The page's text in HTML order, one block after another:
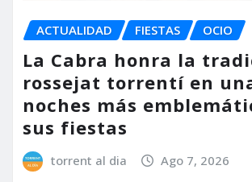
ACTUALIDAD FIESTAS OCIO
La Cabra honra la
rossejat torrentí en
noches más
sus fiestas
torrent al dia Ago 7, 2026